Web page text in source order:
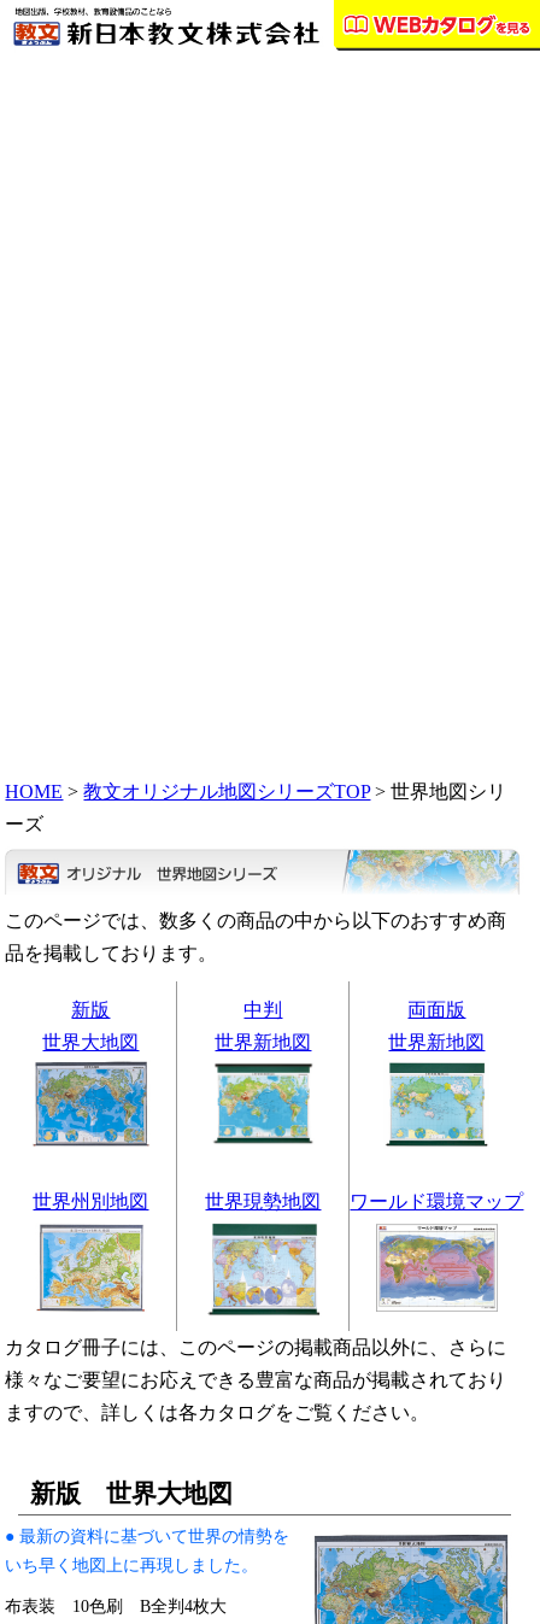
HOME >教文オリジナル地図シリーズTOP> 世界地図シリ
ーズ
このページでは、数多くの商品の中から以下のおすすめ商
品を掲載しております。
新版
世界大地図
中判
世界新地図
両面版
世界新地図
世界州別地図 世界現勢地図 ワールド環境マップ
カタログ冊子には、このページの掲載商品以外に、さらに
様々なご要望にお応えできる豊富な商品が掲載されており
ますので、詳しくは各カタログをご覧ください。
新版 世界大地図
● 最新の資料に基づいて世界の情勢を
いち早く地図上に再現しました。
布表装 10色刷 B全判4枚大